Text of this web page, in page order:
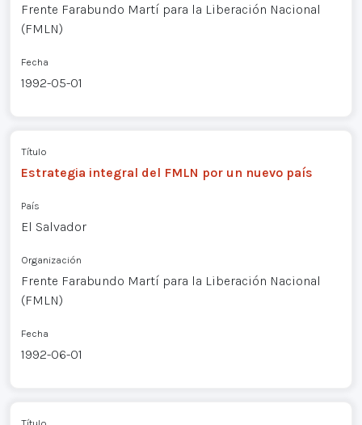
Frente Farabundo Martí para la Liberación Nacional
(FMLN)
Fecha
1992-05-01
Título
Estrategia integral del FMLN por un nuevo país
País
El Salvador
Organización
Frente Farabundo Martí para la Liberación Nacional
(FMLN)
Fecha
1992-06-01